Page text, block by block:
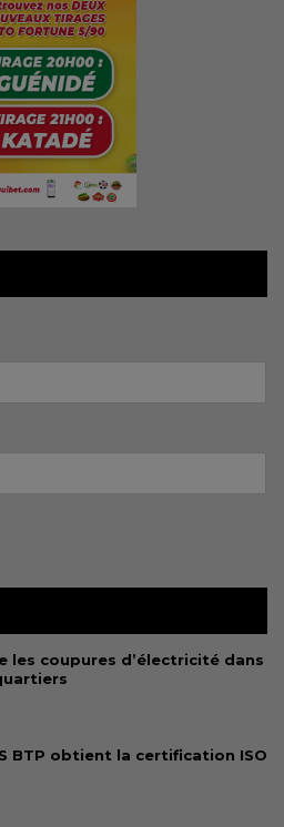
les coupures d’électricité dans
BTP obtient la certification ISO